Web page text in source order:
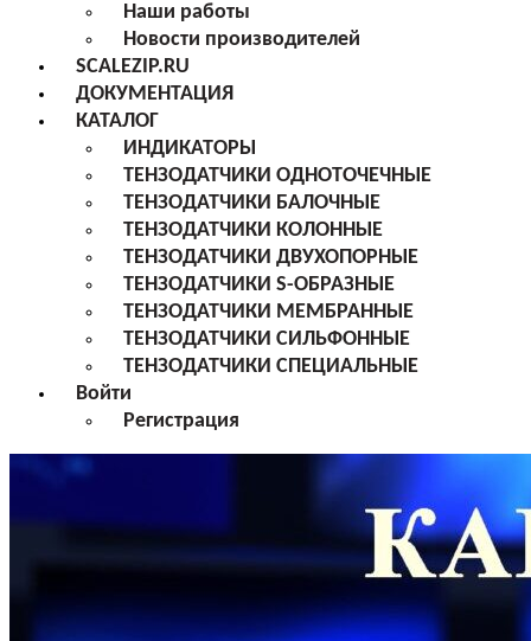
Наши работы
Новости производителей
SCALEZIP.RU
ДОКУМЕНТАЦИЯ
КАТАЛОГ
ИНДИКАТОРЫ
ТЕНЗОДАТЧИКИ ОДНОТОЧЕЧНЫЕ
ТЕНЗОДАТЧИКИ БАЛОЧНЫЕ
ТЕНЗОДАТЧИКИ КОЛОННЫЕ
ТЕНЗОДАТЧИКИ ДВУХОПОРНЫЕ
ТЕНЗОДАТЧИКИ S-ОБРАЗНЫЕ
ТЕНЗОДАТЧИКИ МЕМБРАННЫЕ
ТЕНЗОДАТЧИКИ СИЛЬФОННЫЕ
ТЕНЗОДАТЧИКИ СПЕЦИАЛЬНЫЕ
Войти
Регистрация